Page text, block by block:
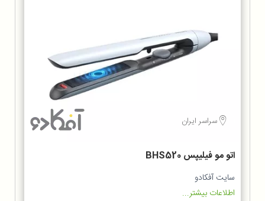
سراسر ایران
اتو مو فیلیپس BHS520
سایت آفکادو
اطلاعات بیشتر...